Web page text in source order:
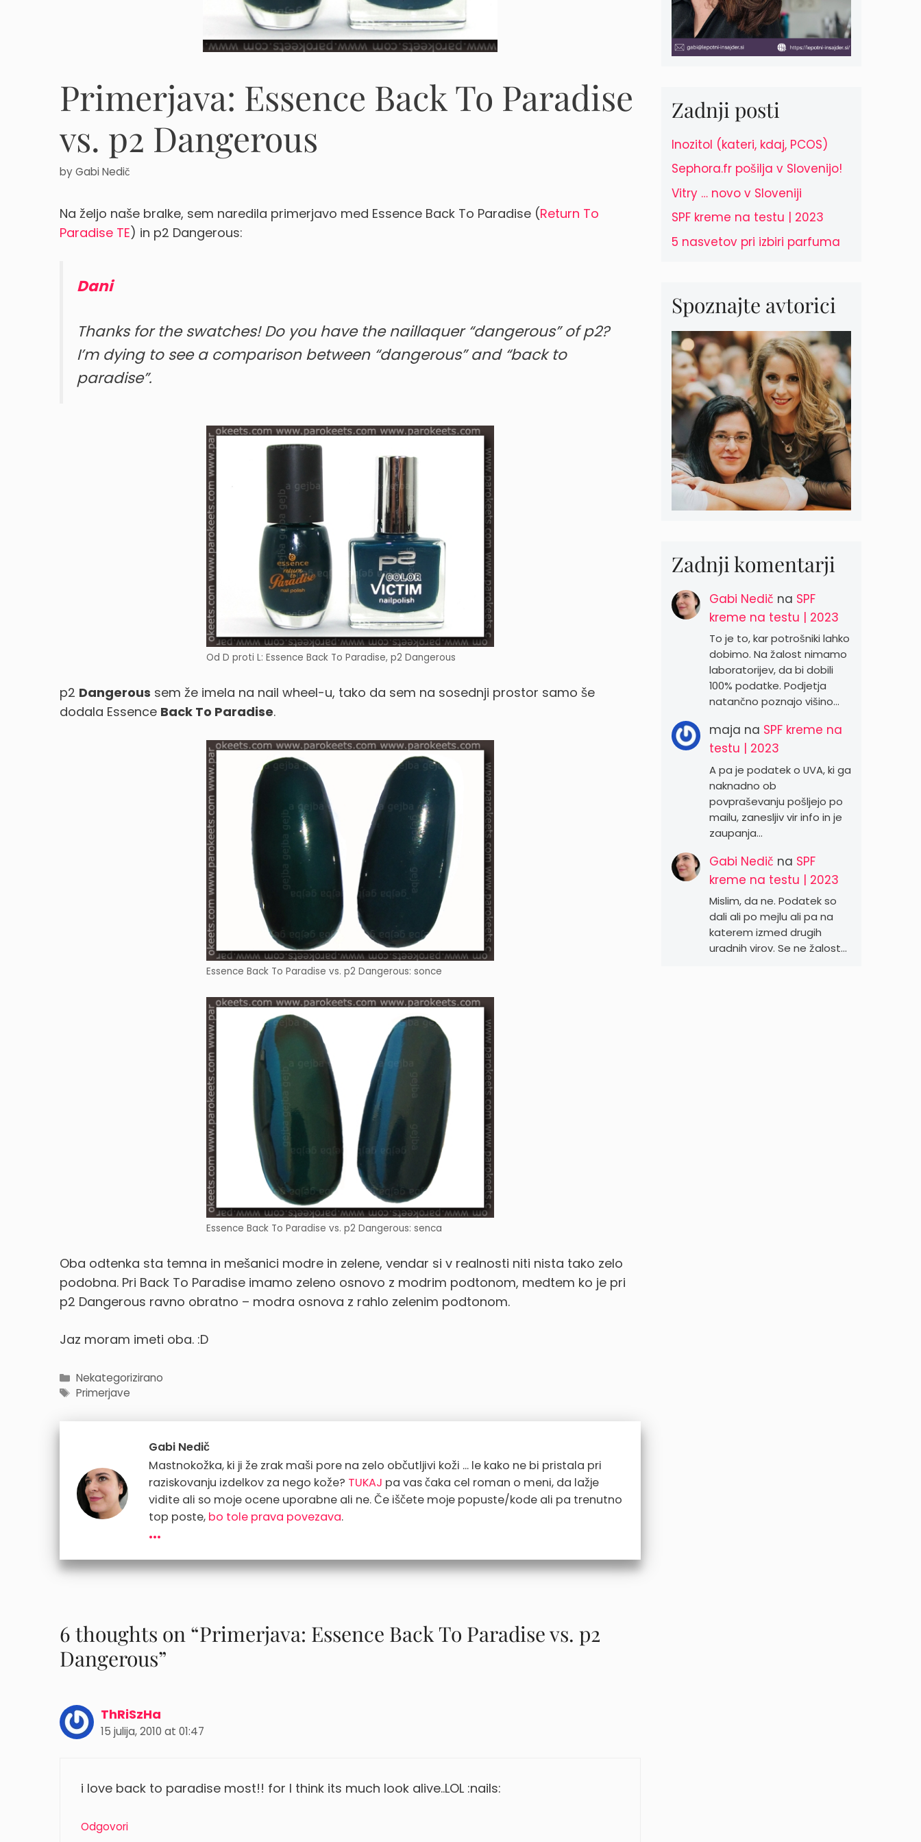
Primerjava: Essence Back To Paradise
vs. p2 Dangerous
byGabi Nedič
Na željo naše bralke, sem naredila primerjavo med Essence Back To Paradise (Return To
Paradise TE) in p2 Dangerous:
Dani
Thanks for the swatches! Do you have the naillaquer “dangerous” of p2?
I’m dying to see a comparison between “dangerous” and “back to
paradise”.
Od D proti L: Essence Back To Paradise, p2 Dangerous
p2 Dangerous sem že imela na nail wheel-u, tako da sem na sosednji prostor samo še
dodala Essence Back To Paradise.
Essence Back To Paradise vs. p2 Dangerous: sonce
Essence Back To Paradise vs. p2 Dangerous: senca
Oba odtenka sta temna in mešanici modre in zelene, vendar si v realnosti niti nista tako zelo
podobna. Pri Back To Paradise imamo zeleno osnovo z modrim podtonom, medtem ko je pri
p2 Dangerous ravno obratno – modra osnova z rahlo zelenim podtonom.
Jaz moram imeti oba. :D
Categories
Nekategorizirano
Tags
Primerjave
Gabi Nedič
Mastnokožka, ki ji že zrak maši pore na zelo občutljivi koži ... le kako ne bi pristala pri
raziskovanju izdelkov za nego kože? TUKAJ pa vas čaka cel roman o meni, da lažje
vidite ali so moje ocene uporabne ali ne. Če iščete moje popuste/kode ali pa trenutno
top poste, bo tole prava povezava.
...
6 thoughts on “Primerjava: Essence Back To Paradise vs. p2
Dangerous”
ThRiSzHa
15 julija, 2010 at 01:47
i love back to paradise most!! for I think its much look alive..LOL :nails:
Odgovori
Zadnji posti
Inozitol (kateri, kdaj, PCOS)
Sephora.fr pošilja v Slovenijo!
Vitry … novo v Sloveniji
SPF kreme na testu | 2023
5 nasvetov pri izbiri parfuma
Spoznajte avtorici
Zadnji komentarji
Gabi Nedič na SPF
kreme na testu | 2023
To je to, kar potrošniki lahko
dobimo. Na žalost nimamo
laboratorijev, da bi dobili
100% podatke. Podjetja
natančno poznajo višino…
maja na SPF kreme na
testu | 2023
A pa je podatek o UVA, ki ga
naknadno ob
povpraševanju pošljejo po
mailu, zanesljiv vir info in je
zaupanja…
Gabi Nedič na SPF
kreme na testu | 2023
Mislim, da ne. Podatek so
dali ali po mejlu ali pa na
katerem izmed drugih
uradnih virov. Se ne žalost…